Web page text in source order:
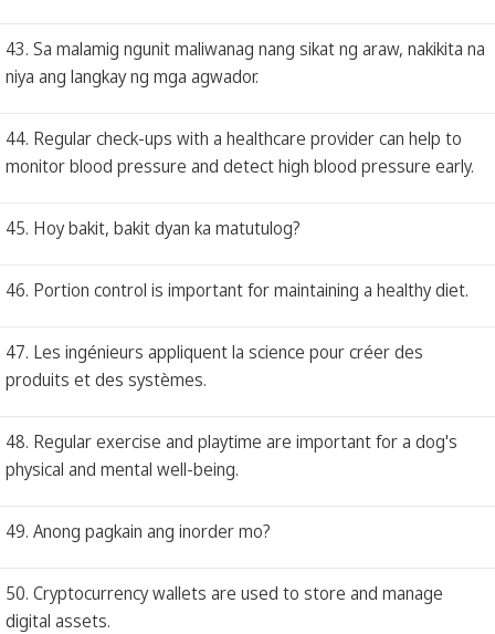
43. Sa malamig ngunit maliwanag nang sikat ng araw, nakikita na
niya ang langkay ng mga agwador.
44. Regular check-ups with a healthcare provider can help to
monitor blood pressure and detect high blood pressure early.
45. Hoy bakit, bakit dyan ka matutulog?
46. Portion control is important for maintaining a healthy diet.
47. Les ingénieurs appliquent la science pour créer des
produits et des systèmes.
48. Regular exercise and playtime are important for a dog's
physical and mental well-being.
49. Anong pagkain ang inorder mo?
50. Cryptocurrency wallets are used to store and manage
digital assets.